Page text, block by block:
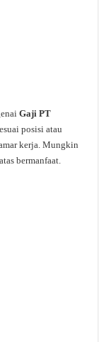
Gaji PT
posisi atau
kerja. Mungkin
bermanfaat.